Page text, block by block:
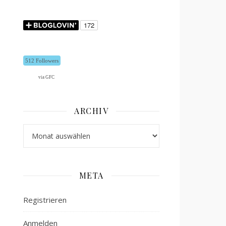
512 Followers
via GFC
ARCHIV
META
Registrieren
Anmelden